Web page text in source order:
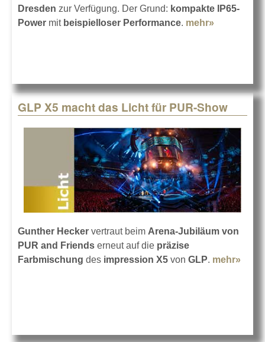
Dresden zur Verfügung. Der Grund: kompakte IP65-
Power mit beispielloser Performance. mehr»
GLP X5 macht das Licht für PUR-Show
Gunther Hecker vertraut beim Arena-Jubiläum von
PUR and Friends erneut auf die präzise
Farbmischung des impression X5 von GLP. mehr»